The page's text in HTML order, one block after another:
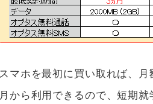
スマホを最初に買い取れば、
月から利用できるので、短期